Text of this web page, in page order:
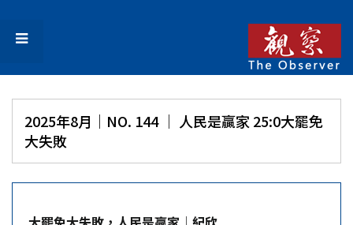
2025年8月｜NO. 144 │ 人民是贏家 25:0大罷免
大失敗